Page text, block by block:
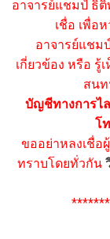
อาจารย์แชมป์ ธิ
เชื่อ เพื่อ
อาจารย์แชม
เกี่ยวข้อง หรือ รู้
สนท
บัญชีทางการไล
โ
ขออย่าหลงเชื่อ
ทราบโดยทั่วกัน